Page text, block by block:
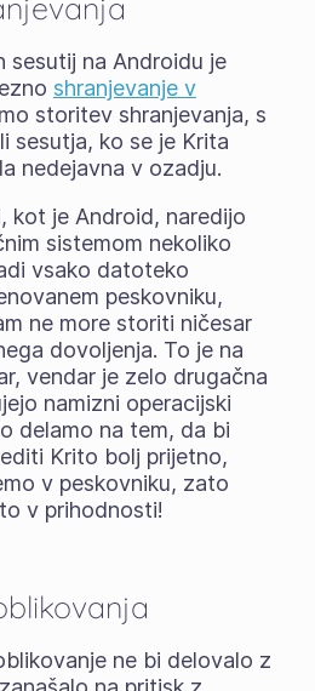
sesutij na Androidu je
shranjevanje v
storitev shranjevanja, s
sesutja, ko se je Krita
nedejavna v ozadju.
kot je Android, naredijo
sistemom nekoliko
vsako datoteko
peskovniku,
ne more storiti ničesar
dovoljenja. To je na
vendar je zelo drugačna
namizni operacijski
delamo na tem, da bi
Krito bolj prijetno,
v peskovniku, zato
v prihodnosti!
ne bi delovalo z